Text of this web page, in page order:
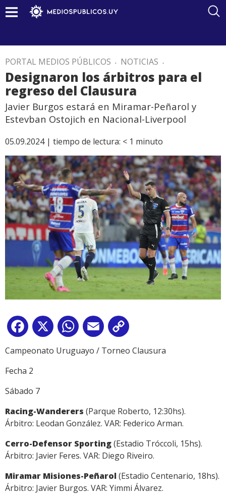
PORTAL MEDIOS PÚBLICOS . NOTICIAS .
Designaron los árbitros para el
regreso del Clausura
Javier Burgos estará en Miramar-Peñarol y
Estevban Ostojich en Nacional-Liverpool
05.09.2024 | tiempo de lectura: < 1 minuto
Facebook
X WhatsApp
Email
Link
Campeonato Uruguayo / Torneo Clausura
Fecha 2
Sábado 7
Racing-Wanderers (Parque Roberto, 12:30hs).
Árbitro: Leodan González. VAR: Federico Arman.
Cerro-Defensor Sporting(Estadio Tróccoli, 15hs).
Árbitro: Javier Feres. VAR: Diego Riveiro.
Miramar Misiones-Peñarol (Estadio Centenario, 18hs).
Árbitro: Javier Burgos. VAR: Yimmi Álvarez.